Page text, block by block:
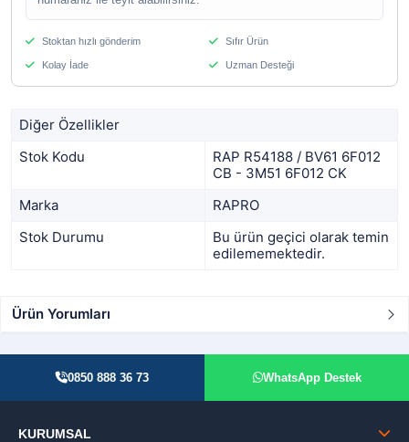
Stoktan hızlı gönderim Sıfır Ürün
Kolay İade Uzman Desteği
Diğer Özellikler
Stok Kodu
RAP R54188 / BV61 6F012
CB - 3M51 6F012 CK
Marka
RAPRO
Stok Durumu
Bu ürün geçici olarak temin
edilememektedir.
Ürün Yorumları
0850 888 36 73 WhatsApp Destek
KURUMSAL